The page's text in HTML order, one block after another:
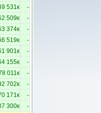
531к -
509к -
374к -
519к -
901к -
155к -
011к -
702к -
171к -
300к -